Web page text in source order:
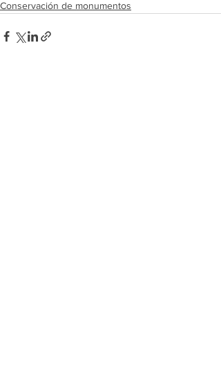
Conservación de monumentos